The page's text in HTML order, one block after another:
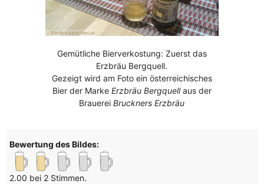
Gemütliche Bierverkostung: Zuerst das
Erzbräu Bergquell.
Gezeigt wird am Foto ein österreichisches
Bier der Marke Erzbräu Bergquellaus der
BrauereiBruckners Erzbräu
Bewertung des Bildes:
2.00 bei 2 Stimmen.